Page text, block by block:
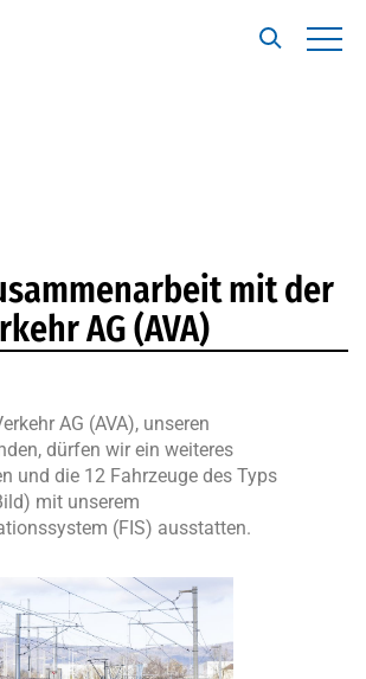
mit der
AG (AVA)
AG (AVA), unseren
dürfen wir ein weiteres
und die 12 Fahrzeuge des Typs
mit unserem
(FIS) ausstatten.